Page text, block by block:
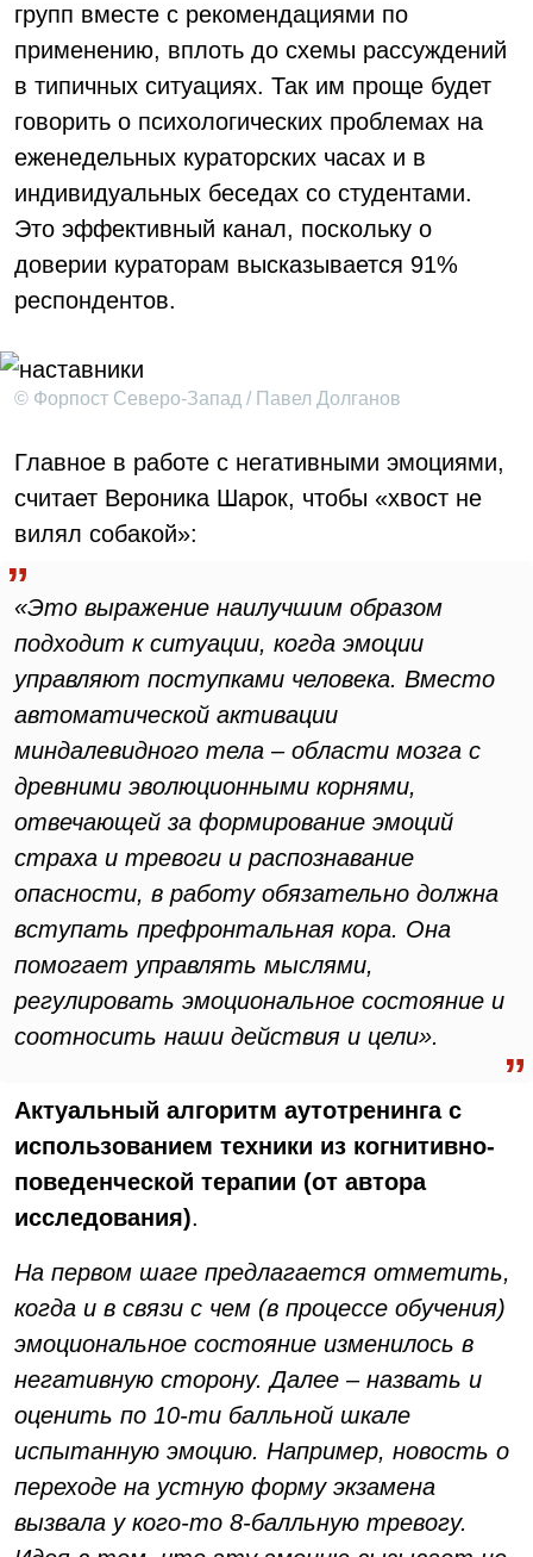
групп вместе с рекомендациями по
применению, вплоть до схемы рассуждений
в типичных ситуациях. Так им проще будет
говорить о психологических проблемах на
еженедельных кураторских часах и в
индивидуальных беседах со студентами.
Это эффективный канал, поскольку о
доверии кураторам высказывается 91%
респондентов.
© Форпост Северо-Запад / Павел Долганов
Главное в работе с негативными эмоциями,
считает Вероника Шарок, чтобы «хвост не
вилял собакой»:
«Это выражение наилучшим образом
подходит к ситуации, когда эмоции
управляют поступками человека. Вместо
автоматической активации
миндалевидного тела – области мозга с
древними эволюционными корнями,
отвечающей за формирование эмоций
страха и тревоги и распознавание
опасности, в работу обязательно должна
вступать префронтальная кора. Она
помогает управлять мыслями,
регулировать эмоциональное состояние и
соотносить наши действия и цели».
Актуальный алгоритм аутотренинга с
использованием техники из когнитивно-
поведенческой терапии (от автора
исследования).
На первом шаге предлагается отметить,
когда и в связи с чем (в процессе обучения)
эмоциональное состояние изменилось в
негативную сторону. Далее – назвать и
оценить по 10-ти балльной шкале
испытанную эмоцию. Например, новость о
переходе на устную форму экзамена
вызвала у кого-то 8-балльную тревогу.